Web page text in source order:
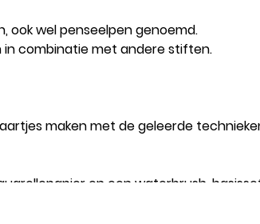
ook wel penseelpen genoemd.
combinatie met andere stiften.
maken met de geleerde
en een waterbrush,